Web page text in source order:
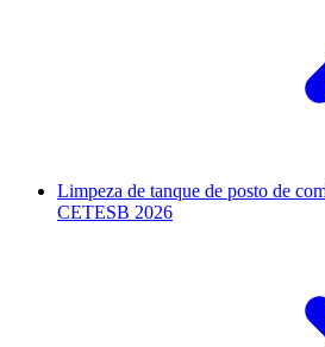
Limpeza de tanque de posto de
CETESB 2026